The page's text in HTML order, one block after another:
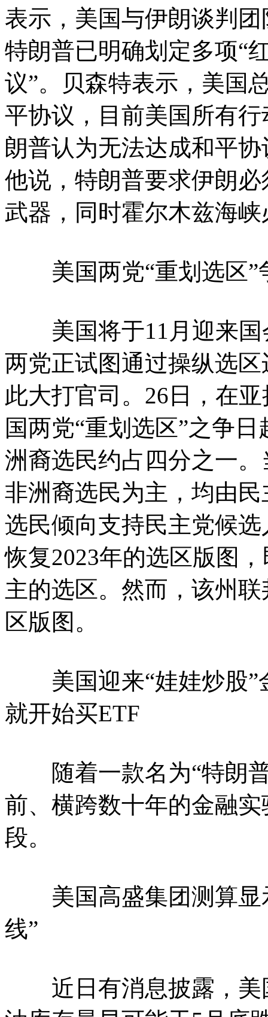
表示，美国与伊朗谈判
特朗普已明确划定多项“
议”。贝森特表示，美国
平协议，目前美国所有
朗普认为无法达成和平
他说，特朗普要求伊朗
武器，同时霍尔木兹海
美国两党“重划选区”
美国将于11月迎来国
两党正试图通过操纵选
此大打官司。26日，在
国两党“重划选区”之争
洲裔选民约占四分之一
非洲裔选民为主，均由
选民倾向支持民主党候
恢复2023年的选区版图
主的选区。然而，该州
区版图。
美国迎来“娃娃炒股”
就开始买ETF
随着一款名为“特朗普
前、横跨数十年的金融
段。
美国高盛集团测算显
线”
近日有消息披露，美